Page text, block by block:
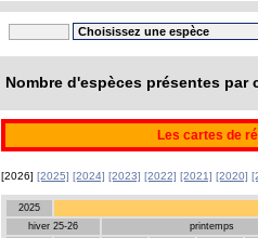
Nombre d'espèces présentes par
Les cartes de
[2026] [2025] [2024] [2023] [2022] [2021] [2020]
2025
hiver 25-26
printemps